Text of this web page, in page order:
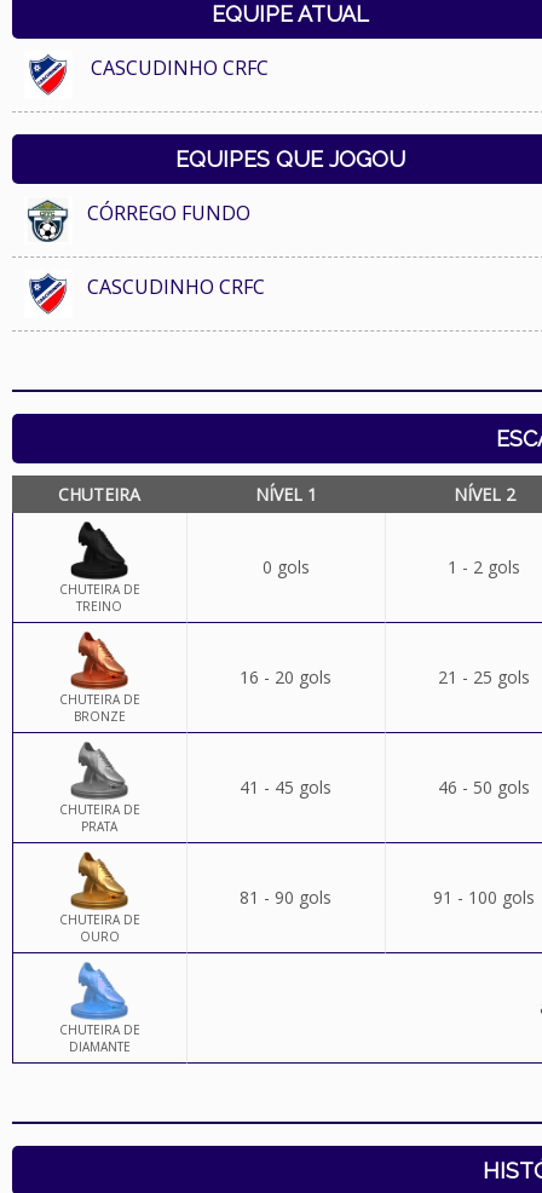
EQUIPE ATUAL
CASCUDINHO CRFC
EQUIPES QUE JOGOU
CÓRREGO FUNDO
CASCUDINHO CRFC
CHUTEIRA NÍVEL 1 NÍVEL 2
CHUTEIRA DE
TREINO
0 gols 1 - 2 gols
CHUTEIRA DE
BRONZE
16 - 20 gols 21 - 25 gols
CHUTEIRA DE
PRATA
41 - 45 gols 46 - 50 gols
CHUTEIRA DE
OURO
81 - 90 gols 91 - 100 gols
CHUTEIRA DE
DIAMANTE